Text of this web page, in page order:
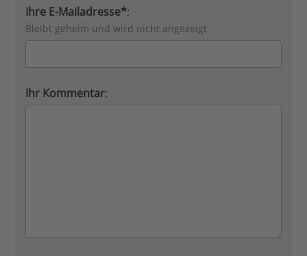
Ihre E-Mailadresse*:
Bleibt geheim und wird nicht angezeigt
Ihr Kommentar: